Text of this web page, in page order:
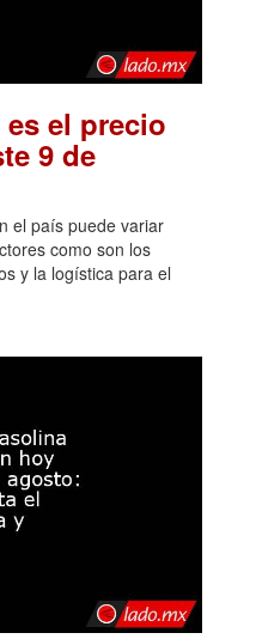
el precio
9 de
el país puede variar
como son los
y la logística para el